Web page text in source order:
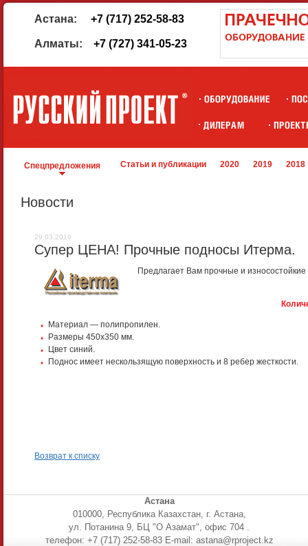
Астана: +7 (717) 252-58-83
Алматы: +7 (727) 341-05-23
Спецпредложения Статьи и публикации 2020 2019 2018
Новости
29.03.2019
Супер ЦЕНА! Прочные подносы Итерма.
Предлагает Вам прочные и
Материал — полипропилен.
Размеры 450х350 мм.
Цвет синий.
Поднос имеет нескользящую поверхность и 8 ребер жесткости.
Возврат к списку
Астана
010000, Республика Казахстан, г. Астана,
ул. Потанина 9, БЦ "О Азамат", офис 704 .
телефон: +7 (717) 252-58-83 E-mail: astana@rproject.kz